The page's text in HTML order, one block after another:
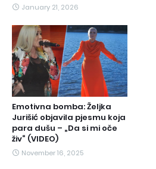
January 21, 2026
Emotivna bomba: Željka
Jurišić objavila pjesmu koja
para dušu – „Da si mi oče
živ“ (VIDEO)
November 16, 2025